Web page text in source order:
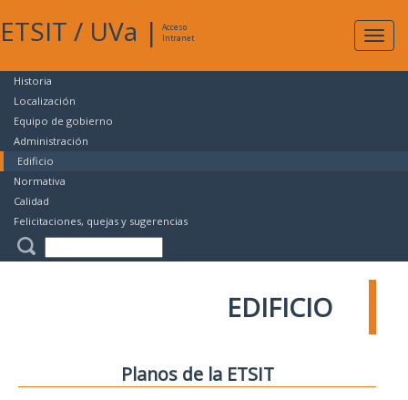
ETSIT / UVa |
Acceso
Intranet
Historia
Localización
Equipo de gobierno
Administración
Edificio
Normativa
Calidad
Felicitaciones, quejas y sugerencias
EDIFICIO
Planos de la ETSIT